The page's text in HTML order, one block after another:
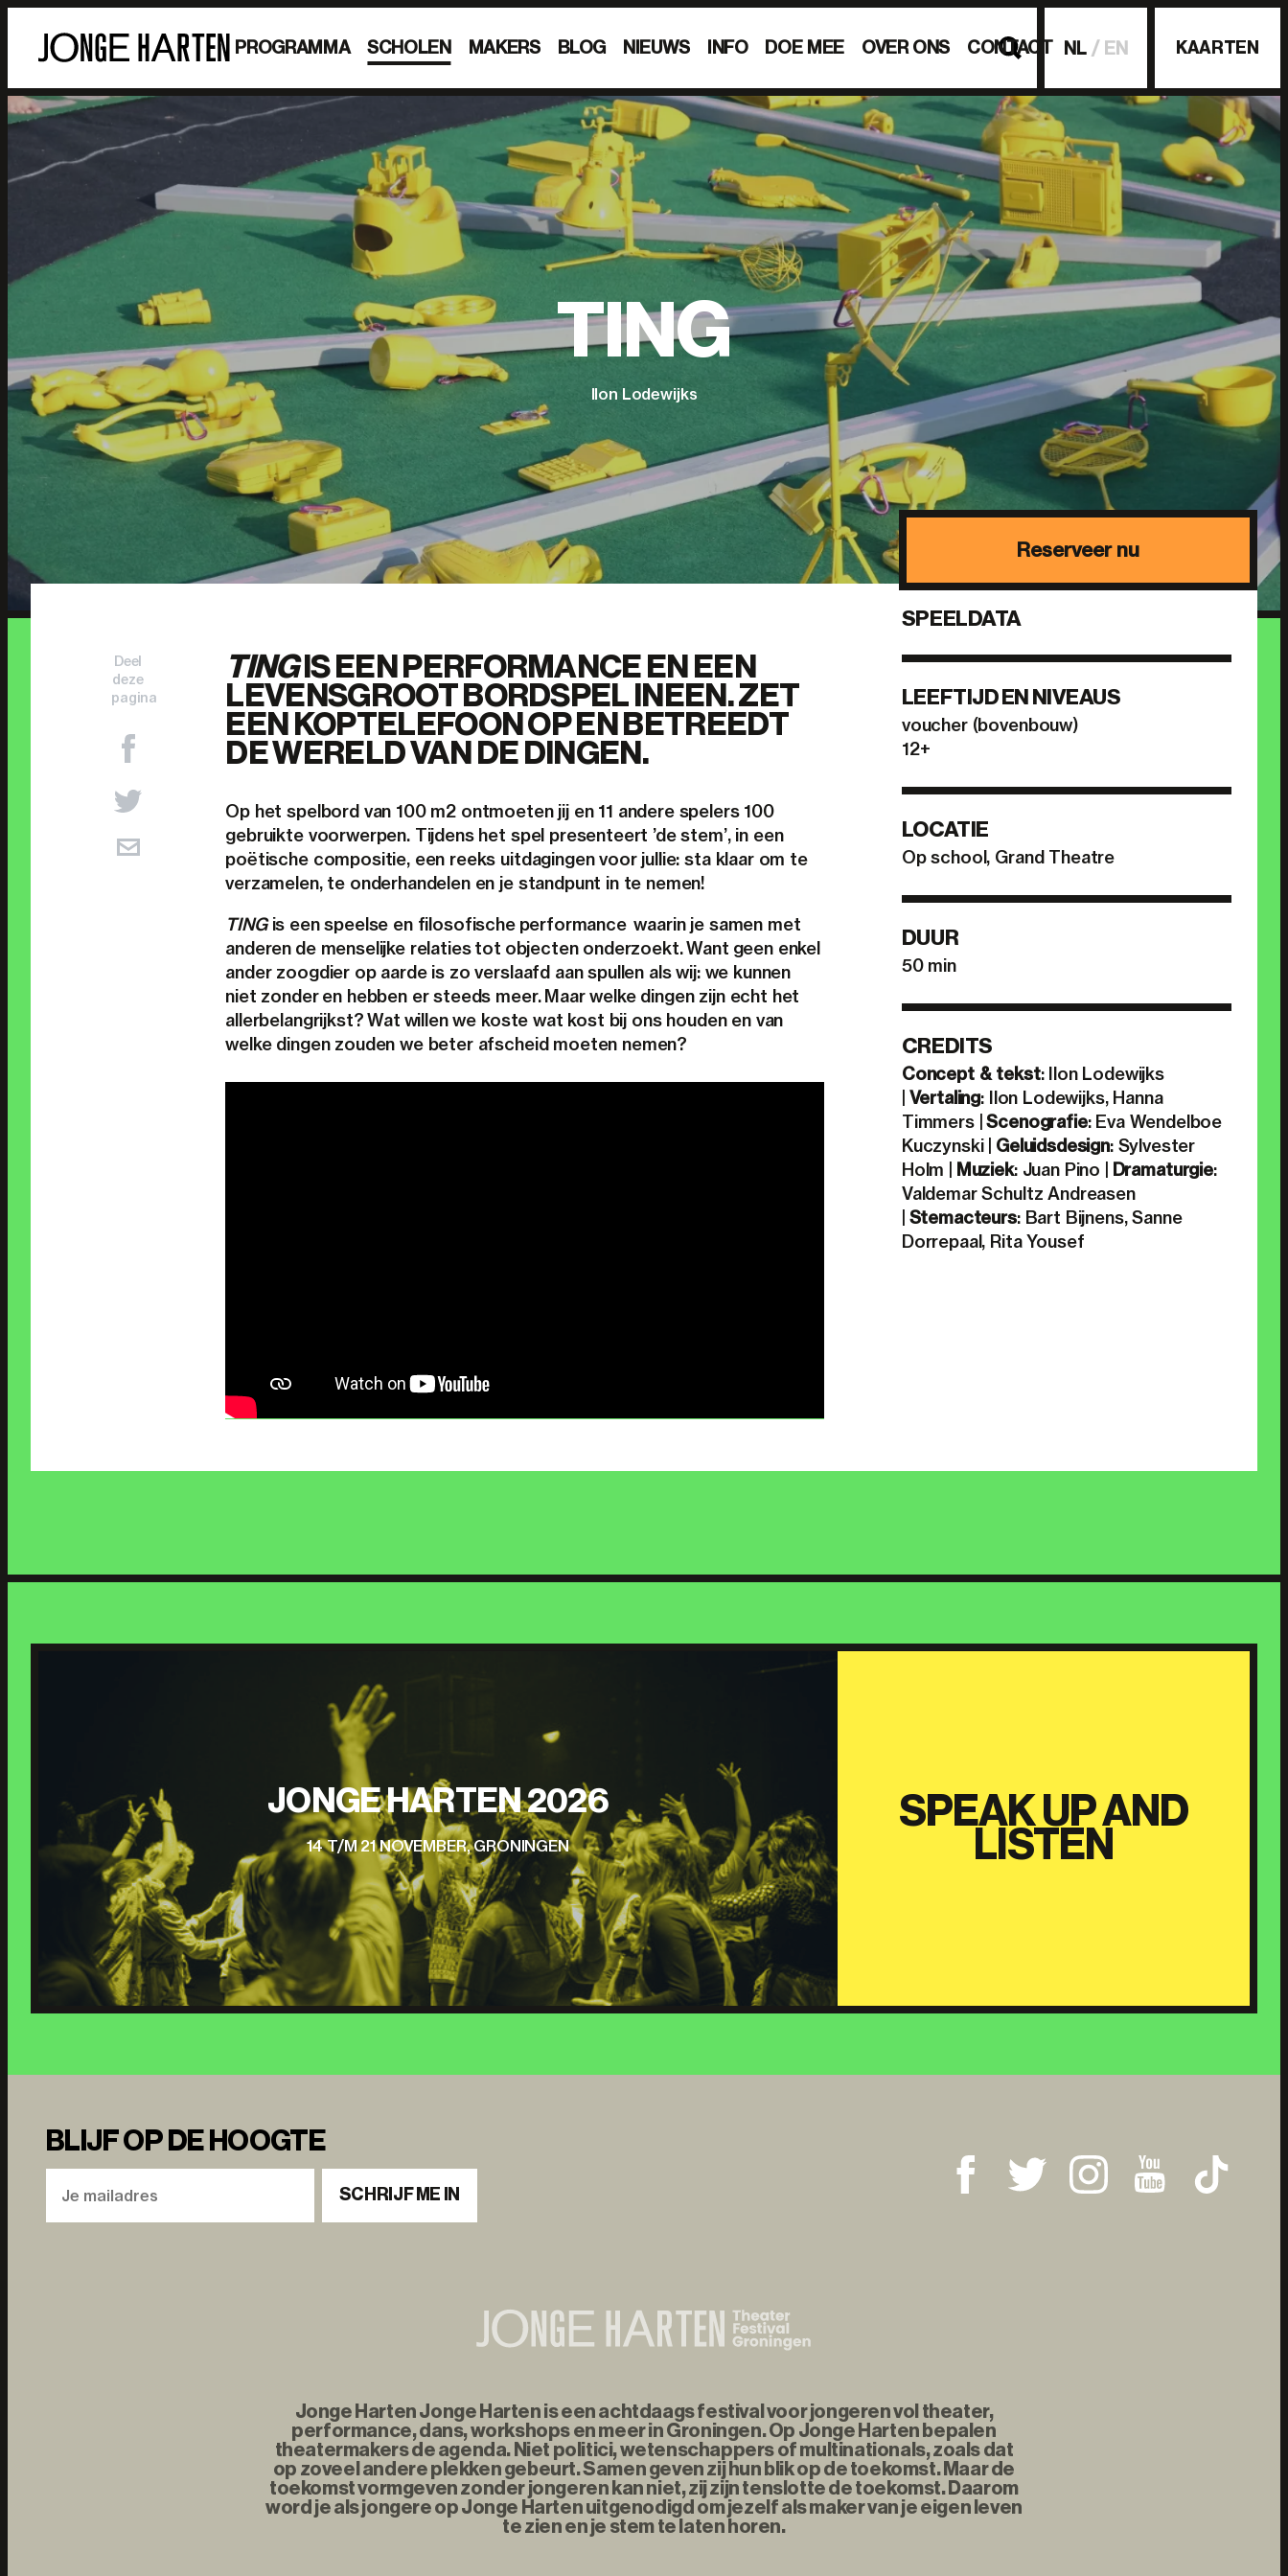
NL EN KAARTEN
PROGRAMMA SCHOLEN MAKERS BLOG NIEUWS INFO DOE MEE OVER ONS CONTACT
TING
Ilon Lodewijks
Reserveer nu
SPEELDATA
LEEFTIJD EN NIVEAUS
voucher (bovenbouw)
12+
LOCATIE
Op school, Grand Theatre
DUUR
50 min
CREDITS
Concept & tekst: Ilon Lodewijks
Vertaling: Ilon Lodewijks, Hanna
Timmers |Scenografie: Eva Wendelboe
Kuczynski | Geluidsdesign: Sylvester
Holm | Muziek: Juan Pino | Dramaturgie:
Valdemar Schultz Andreasen
Stemacteurs: Bart Bijnens, Sanne
Dorrepaal, Rita Yousef
TINGIS EEN PERFORMANCE EN EEN
LEVENSGROOT BORDSPEL INEEN. ZET
EEN KOPTELEFOON OP EN BETREEDT
DE WERELD VAN DE DINGEN.
Op het spelbord van 100 m2 ontmoeten jij en 11 andere spelers 100
gebruikte voorwerpen. Tijdens het spel presenteert ’de stem’, in een
poëtische compositie, een reeks uitdagingen voor jullie: sta klaar om te
verzamelen, te onderhandelen en je standpunt in te nemen!
TINGis een speelse en filosofische performance waarin je samen met
anderen de menselijke relaties tot objecten onderzoekt. Want geen enkel
ander zoogdier op aarde is zo verslaafd aan spullen als wij: we kunnen
niet zonder en hebben er steeds meer. Maar welke dingen zijn echt het
allerbelangrijkst? Wat willen we koste wat kost bij ons houden en van
welke dingen zouden we beter afscheid moeten nemen?
Deel
deze
pagina
JONGE HARTEN 2026
14 T/M 21 NOVEMBER, GRONINGEN
SPEAK UP AND
LISTEN
BLIJF OP DE HOOGTE
SCHRIJF ME IN
Jonge Harten Jonge Harten is een achtdaags festival voor jongeren vol theater,
performance, dans, workshops en meer in Groningen. Op Jonge Harten bepalen
theatermakers de agenda. Niet politici, wetenschappers of multinationals, zoals dat
op zoveel andere plekken gebeurt. Samen geven zij hun blik op de toekomst. Maar de
toekomst vormgeven zonder jongeren kan niet, zij zijn tenslotte de toekomst. Daarom
word je als jongere op Jonge Harten uitgenodigd om jezelf als maker van je eigen leven
te zien en je stem te laten horen.